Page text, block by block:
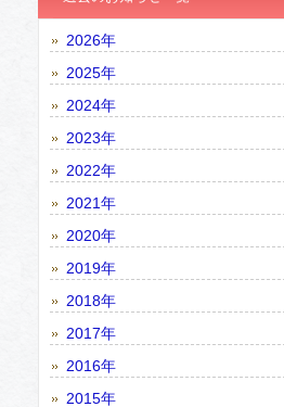
2026年
2025年
2024年
2023年
2022年
2021年
2020年
2019年
2018年
2017年
2016年
2015年